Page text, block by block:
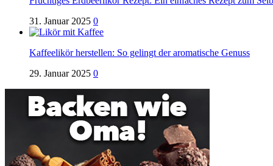
31. Januar 2025 0
Kaffeelikör herstellen: So gelingt der aromatische Genuss
29. Januar 2025 0